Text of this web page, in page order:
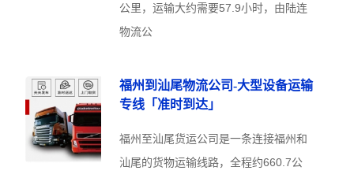
公里，运输大约需要57.9小时，由陆连
物流公
福州到汕尾物流公司-大型设备运输
专线「准时到达」
福州至汕尾货运公司是一条连接福州和
汕尾的货物运输线路，全程约660.7公